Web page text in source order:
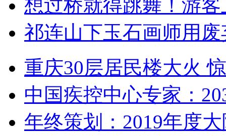
想过桥就得跳舞！游客
祁连山下玉石画师用
重庆30层居民楼大火
中国疾控中心专家：
年终策划：2019年度